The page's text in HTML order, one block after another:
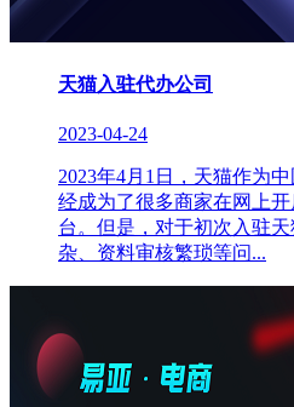
天猫入驻代办公司
2023-04-24
2023年4月1日，天猫作为
经成为了很多商家在网上
台。但是，对于初次入驻
杂、资料审核繁琐等问...